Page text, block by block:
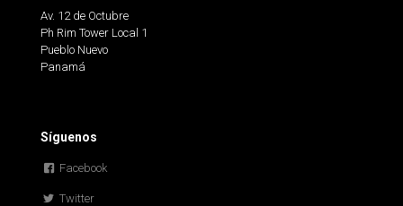
Av. 12 de Octubre
Ph Rim Tower Local 1
Pueblo Nuevo
Panamá
Síguenos
Facebook
Twitter